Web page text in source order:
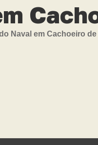
Naval em Cachoeiro